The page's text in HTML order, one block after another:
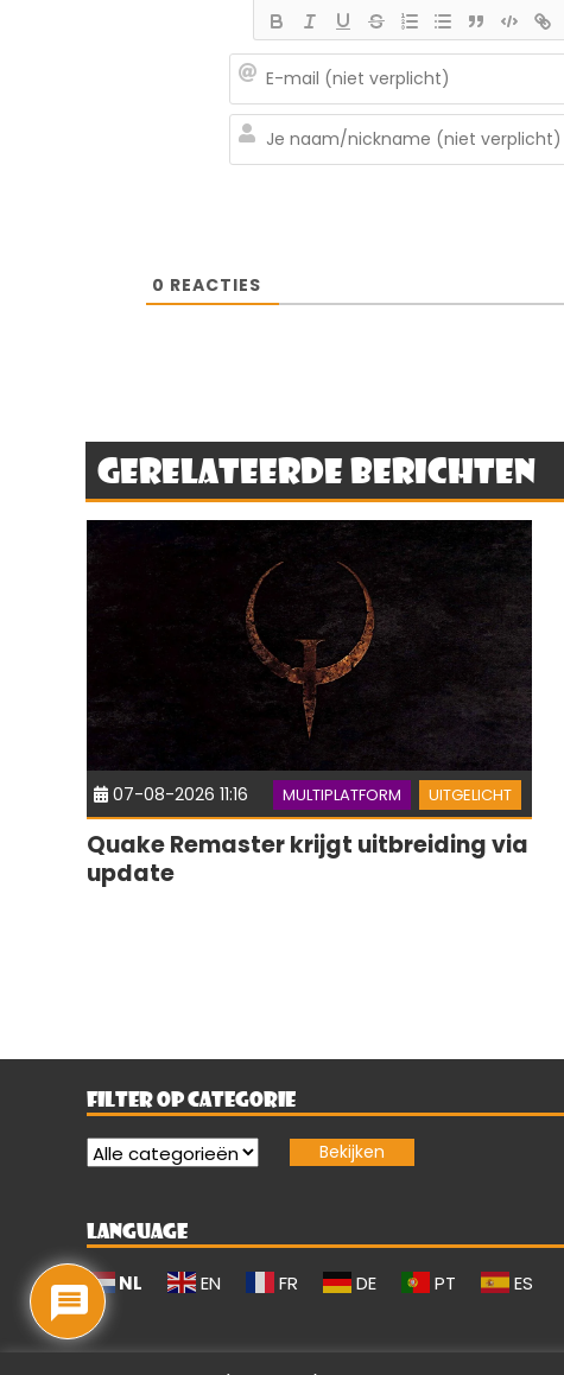
0 REACTIES
Gerelateerde berichten
07-08-2026 11:16 MULTIPLATFORM UITGELICHT
Quake Remaster krijgt uitbreiding via
update
FILTER OP CATEGORIE
LANGUAGE
NL EN FR DE PT ES